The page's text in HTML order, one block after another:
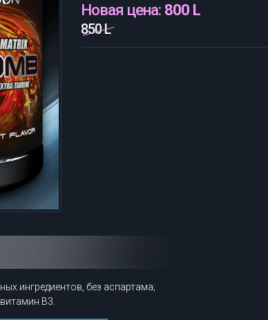
Новая цена: 800 L
850 L
ингредиентов, без аспартама;
B3.